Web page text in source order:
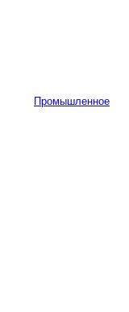
Промышленное